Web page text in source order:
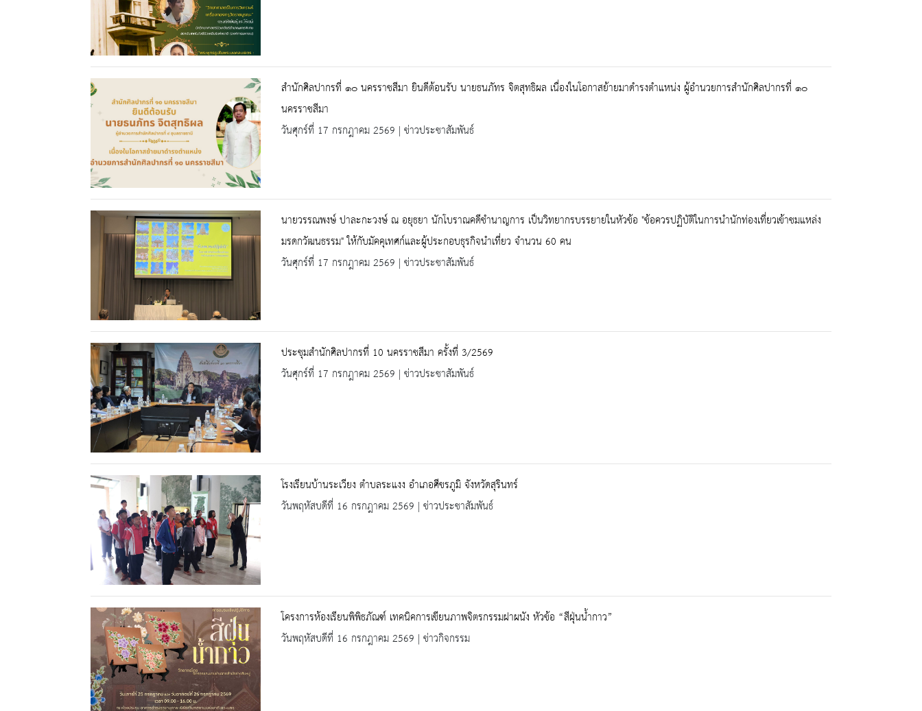
สำนักศิลปากรที่ ๑๐ นครราชสีมา ยินดีต้อนรับ นายธนภัทร จิตสุทธิผล เนื่องในโอกาสย้ายมาดำรงตำแหน่ง ผู้อำนวยการสำนักศิลปากรที่ ๑๐
นครราชสีมา
วันศุกร์ที่ 17 กรกฎาคม 2569 | ข่าวประชาสัมพันธ์
นายวรรณพงษ์ ปาละกะวงษ์ ณ อยุธยา นักโบราณคดีชำนาญการ เป็นวิทยากรบรรยายในหัวข้อ "ข้อควรปฏิบัติในการนำนักท่องเที่ยวเข้าชมแหล่ง
มรดกวัฒนธรรม" ให้กับมัคคุเทศก์และผู้ประกอบธุรกิจนำเที่ยว จำนวน 60 คน
วันศุกร์ที่ 17 กรกฎาคม 2569 | ข่าวประชาสัมพันธ์
ประชุมสำนักศิลปากรที่ 10 นครราชสีมา ครั้งที่ 3/2569
วันศุกร์ที่ 17 กรกฎาคม 2569 | ข่าวประชาสัมพันธ์
โรงเรียนบ้านระเวียง ตำบลระแงง อำเภอศีขรภูมิ จังหวัดสุรินทร์
วันพฤหัสบดีที่ 16 กรกฎาคม 2569 | ข่าวประชาสัมพันธ์
โครงการห้องเรียนพิพิธภัณฑ์ เทคนิคการเขียนภาพจิตรกรรมฝาผนัง หัวข้อ “สีฝุ่นน้ำกาว”
วันพฤหัสบดีที่ 16 กรกฎาคม 2569 | ข่าวกิจกรรม